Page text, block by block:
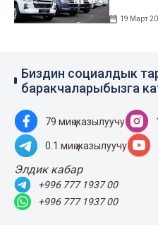
19 Март
Биздин социалдык
баракчаларыбызга
79 миң жазылуучу
0.1 миң жазылуучу
Элдик кабар
+996 777 1937 00
+996 777 1937 00